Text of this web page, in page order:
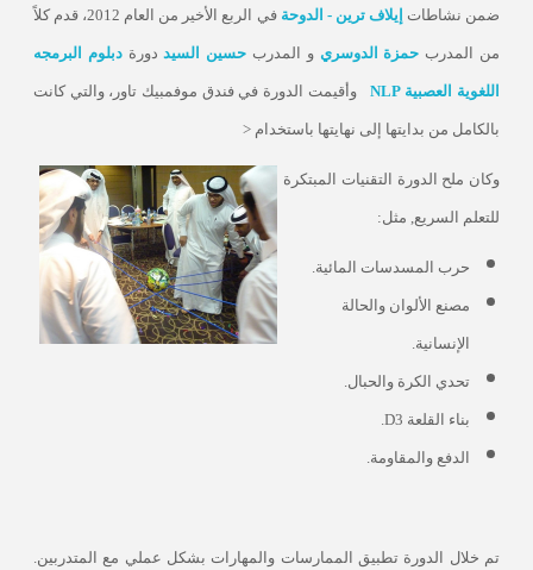
ضمن نشاطات إيلاف ترين - الدوحة في الربع الأخير من العام 2012، قدم كلاً
من المدرب حمزة الدوسري و المدرب حسين السيددورةدبلوم البرمجه
اللغوية العصبية NLP وأقيمت الدورة في فندق موفمبيك تاور، والتي كانت
بالكامل من بدايتها إلى نهايتها باستخدام <
وكان ملح الدورة التقنيات المبتكرة
للتعلم السريع, مثل:
حرب المسدسات المائية.
مصنع الألوان والحالة
الإنسانية.
تحدي الكرة والحبال.
بناء القلعة 3 D
.
الدفع والمقاومة.
تم خلال الدورة تطبيق الممارسات والمهارات بشكل عملي مع المتدربين.